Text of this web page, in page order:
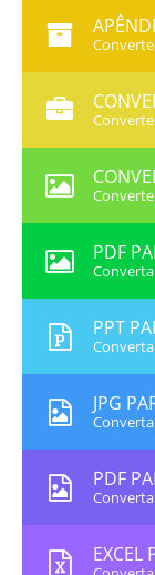
PDF
PPT
Converta
JPG
Converta
PDF
Converta
EXCEL